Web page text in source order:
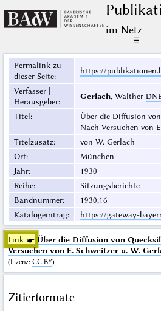
im Netz
☰
Permalink zu
dieser Seite:
https://
Verfasser |
Herausgeber:
Gerlach, Walther
Titel:
Über die Diffusion
Nach Versuchen von
Titelzusatz:
von W. Gerlach
Ort:
München
Jahr:
1930
Reihe:
Sitzungsberichte
Bandnummer:
1930,16
Katalogeintrag: https://gateway-
Link ☛ Über die Diffusion von
Versuchen von E. Schweitzer u. W.
(Lizenz: CC BY)
Zitierformate